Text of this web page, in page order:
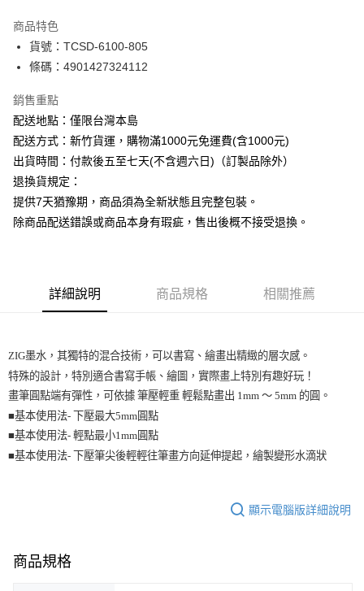
悠遊付
ATM付款
運送方式
下單前請先詢問庫存
每筆NT$130，滿NT$2,500(含以上)免運費
商品特色
貨號：TCSD-6100-805
條碼：4901427324112
銷售重點
配送地點：僅限台灣本島
配送方式：新竹貨運，購物滿1000元免運費(含1000元)
出貨時間：付款後五至七天(不含週六日)（訂製品除外）
退換貨規定：
提供7天猶豫期，商品須為全新狀態且完整包裝。
除商品配送錯誤或商品本身有瑕疵，售出後概不接受退換。
詳細說明 商品規格 相關推薦
ZIG墨水，其獨特的混合技術，可以書寫、繪畫出精緻的層次感。
特殊的設計，特別適合書寫手帳、繪圖，實際畫上特別有趣好玩！
畫筆圓點端有彈性，可依據 筆壓輕重 輕鬆點畫出 1mm ～ 5mm 的圓。
■基本使用法- 下壓最大5mm圓點
■基本使用法- 輕點最小1mm圓點
■基本使用法- 下壓筆尖後輕輕往筆畫方向延伸提起，繪製變形水滴狀
顯示電腦版詳細說明
商品規格